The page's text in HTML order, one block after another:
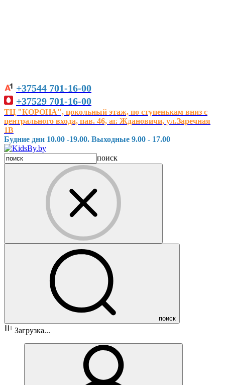
+37544 701-16-00
+37529 701-16-00
ТЦ "КОРОНА", цокольный этаж, по ступенькам вниз с
центрального входа, пав. 46, аг. Ждановичи, ул.Заречная
1В
Будние дни 10.00 -19.00. Выходные 9.00 - 17.00
поиск
поиск
Загрузка...